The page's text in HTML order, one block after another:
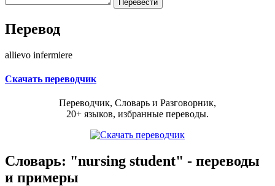
Перевод
allievo infermiere
Скачать переводчик
Переводчик, Словарь и Разговорник,
20+ языков, избранные переводы.
Словарь: "nursing student" - переводы
и примеры